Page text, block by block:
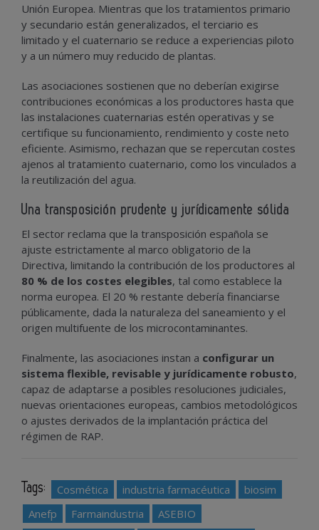
Unión Europea. Mientras que los tratamientos primario
y secundario están generalizados, el terciario es
limitado y el cuaternario se reduce a experiencias piloto
y a un número muy reducido de plantas.
Las asociaciones sostienen que no deberían exigirse
contribuciones económicas a los productores hasta que
las instalaciones cuaternarias estén operativas y se
certifique su funcionamiento, rendimiento y coste neto
eficiente. Asimismo, rechazan que se repercutan costes
ajenos al tratamiento cuaternario, como los vinculados a
la reutilización del agua.
Una transposición prudente y jurídicamente sólida
El sector reclama que la transposición española se
ajuste estrictamente al marco obligatorio de la
Directiva, limitando la contribución de los productores al
80 % de los costes elegibles, tal como establece la
norma europea. El 20 % restante debería financiarse
públicamente, dada la naturaleza del saneamiento y el
origen multifuente de los microcontaminantes.
Finalmente, las asociaciones instan a configurar un
sistema flexible, revisable y jurídicamente robusto,
capaz de adaptarse a posibles resoluciones judiciales,
nuevas orientaciones europeas, cambios metodológicos
o ajustes derivados de la implantación práctica del
régimen de RAP.
Tags: Cosmética industria farmacéutica
biosim
Anefp
Farmaindustria
ASEBIO